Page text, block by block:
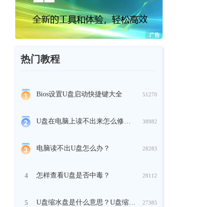
热门教程
Bios设置U盘启动快捷键大全 51270
U盘在电脑上读不出来怎么修复？ 38982
电脑读不出U盘怎么办？ 28283
4 怎样查看U盘是否中毒？ 28112
5 U盘缩水盘是什么意思？U盘缩水了怎么复原？ 27385